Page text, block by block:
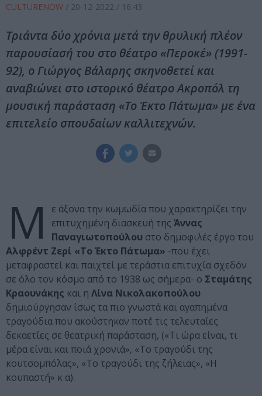
CULTURENOW / 20-12-2022 / 16:43
Τριάντα δύο χρόνια μετά την θρυλική πλέον
παρουσίασή του στο θέατρο «Περοκέ» (1991-
92), ο Γιώργος Βάλαρης σκηνοθετεί και
αναβιώνει στο ιστορικό θέατρο Ακροπόλ τη
μουσική παράσταση «Το Έκτο Πάτωμα» με ένα
επιτελείο σπουδαίων καλλιτεχνών.
Μ
ε άξονα την κωμωδία που χαρακτηρίζει την
επιτυχημένη διασκευή της Άννας
Παναγιωτοπούλου στο δημοφιλές έργο του
Αλφρέντ Ζερί «Το Έκτο Πάτωμα» -που έχει
μεταφραστεί και παιχτεί με τεράστια επιτυχία σχεδόν
σε όλο τον κόσμο από το 1938 ως σήμερα- ο Σταμάτης
Κραουνάκης και η Λίνα Νικολακοπούλου
δημιούργησαν ίσως τα πιο γνωστά και αγαπημένα
τραγούδια που ακούστηκαν ποτέ τις τελευταίες
δεκαετίες σε θεατρική παράσταση, («Τι ώρα είναι, τι
μέρα είναι και ποιά χρονιά», «Το τραγούδι της
κουτσομπόλας», «Το τραγούδι της ζήλειας», «Η
κουπαστή» κ α).